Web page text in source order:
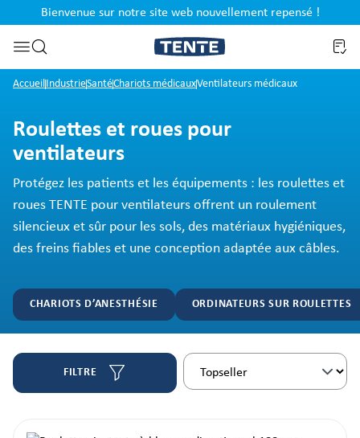
Passer à la recherche
Bienvenue sur notre site web nouvellement repensé !
AccueilIndustrieSantéChariots médicauxVentilateurs médicaux
Roulettes et roues pour
ventilateurs
Protégez les patients et les équipements : les roulettes et
roues TENTE pour ventilateurs offrent un roulement
silencieux et sûr pour les sols, des matériaux hygiéniques,
des freins fiables et une conception adaptée aux câbles.
CHARIOTS D’ANESTHÉSIE ORDINATEURS SUR ROULETTES
FILTRE